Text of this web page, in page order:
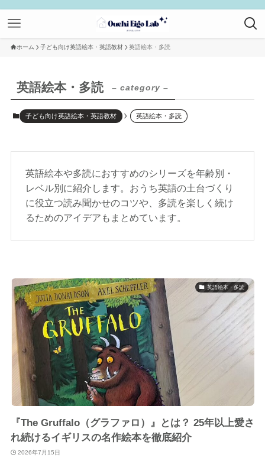
ホーム 子ども向け英語絵本・英語教材 英語絵本・多読
英語絵本・多読 – category –
子ども向け英語絵本・英語教材 英語絵本・多読
英語絵本や多読におすすめのシリーズを年齢別・
レベル別に紹介します。おうち英語の土台づくり
に役立つ読み聞かせのコツや、多読を楽しく続け
るためのアイデアもまとめています。
英語絵本・多読
『The Gruffalo（グラファロ）』とは？ 25年以上愛さ
れ続けるイギリスの名作絵本を徹底紹介
2026年7月15日